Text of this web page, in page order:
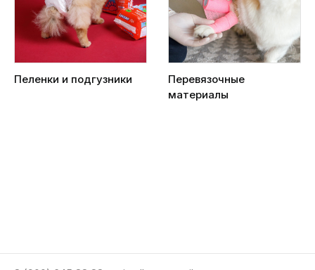
Пеленки и подгузники
Перевязочные
материалы